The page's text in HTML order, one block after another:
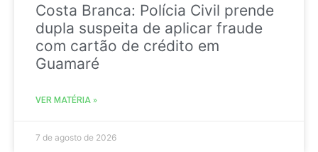
Costa Branca: Polícia Civil prende
dupla suspeita de aplicar fraude
com cartão de crédito em
Guamaré
VER MATÉRIA »
7 de agosto de 2026